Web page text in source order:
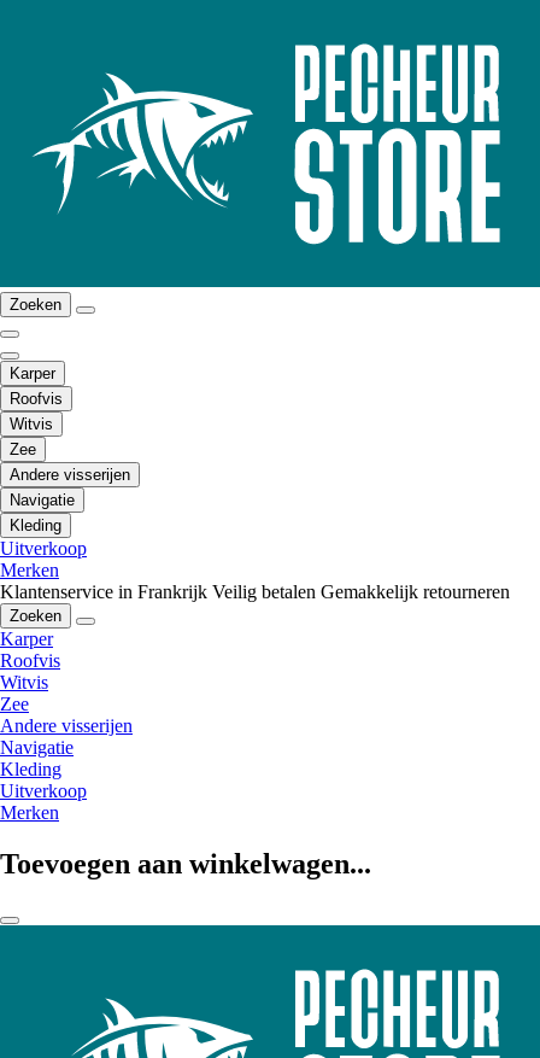
Zoeken
Karper
Roofvis
Witvis
Zee
Andere visserijen
Navigatie
Kleding
Uitverkoop
Merken
Klantenservice in Frankrijk Veilig betalen Gemakkelijk retourneren
Zoeken
Karper
Roofvis
Witvis
Zee
Andere visserijen
Navigatie
Kleding
Uitverkoop
Merken
Toevoegen aan winkelwagen...